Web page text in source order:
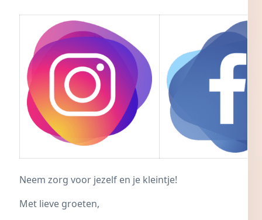
Neem zorg voor jezelf en je kleintje!
Met lieve groeten,